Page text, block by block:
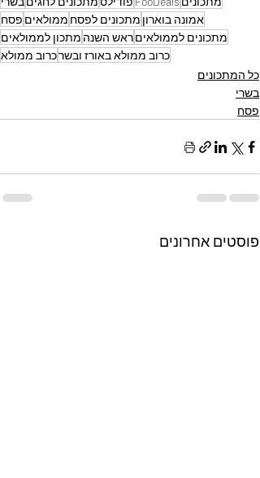
אמונה בוארון מתכונים לפסח ממולאים פסח
מתכונים לממולאיםראש השנה מתכון לממולאים
כרוב ממולא באורז ובשרכרוב ממולא
כל המתכונים
בשרי
פסח
פוסטים אחרונים